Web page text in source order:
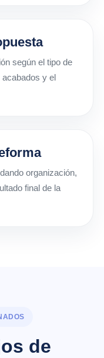
según el tipo de
acabados y el
organización,
final de la
de